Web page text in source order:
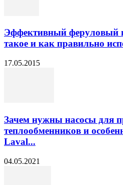
Эффективный феруловый
такое и как правильно
17.05.2015
Зачем нужны насосы для
теплообменников и
Laval...
04.05.2021